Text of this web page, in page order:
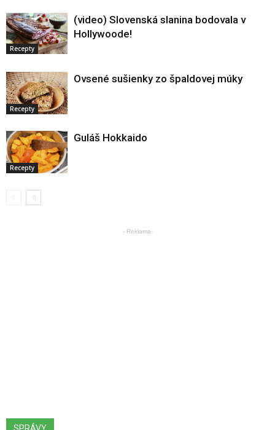
Recepty
(video) Slovenská slanina bodovala v
Hollywoode!
Recepty
Ovsené sušienky zo špaldovej múky
Recepty
Guláš Hokkaido
- Reklama-